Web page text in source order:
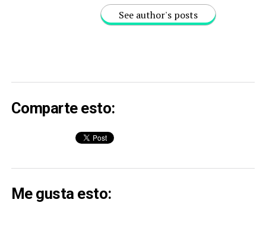
See author's posts
Comparte esto:
Me gusta esto: